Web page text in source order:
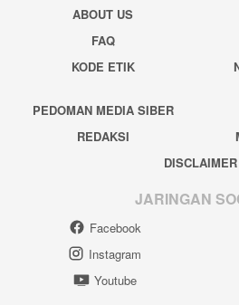
ABOUT US
FAQ
KODE ETIK
PEDOMAN MEDIA SIBER
REDAKSI
DISCLAIMER
JARINGAN
Facebook
Instagram
Youtube